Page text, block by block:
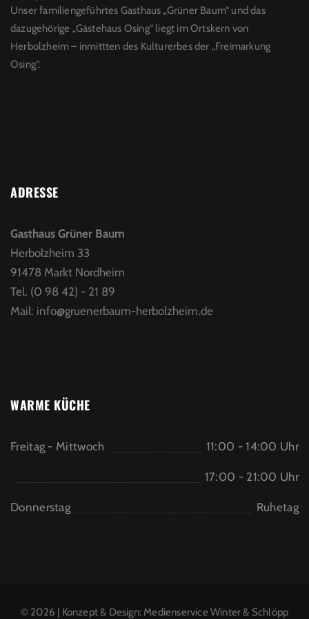
Unser familiengeführtes Gasthaus „Grüner Baum“ und das
dazugehörige „Gästehaus Osing“ liegt im Ortskern von
Herbolzheim – inmittten des Kulturerbes der „Freimarkung
Osing“.
ADRESSE
Gasthaus Grüner Baum
Herbolzheim 33
91478 Markt Nordheim
Tel. (0 98 42) - 21 89
Mail: info@gruenerbaum-herbolzheim.de
WARME KÜCHE
Freitag - Mittwoch 11:00 - 14:00 Uhr
17:00 - 21:00 Uhr
Donnerstag Ruhetag
© 2026 | Konzept & Design: Medienservice Winter & Schlöpp